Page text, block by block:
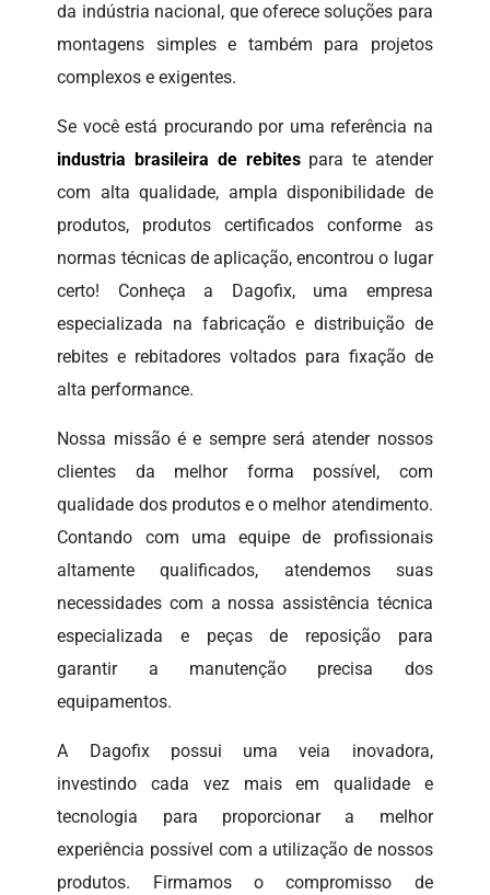
da indústria nacional, que oferece soluções para
montagens simples e também para projetos
complexos e exigentes.
Se você está procurando por uma referência na
industria brasileira de rebites para te atender
com alta qualidade, ampla disponibilidade de
produtos, produtos certificados conforme as
normas técnicas de aplicação, encontrou o lugar
certo! Conheça a Dagofix, uma empresa
especializada na fabricação e distribuição de
rebites e rebitadores voltados para fixação de
alta performance.
Nossa missão é e sempre será atender nossos
clientes da melhor forma possível, com
qualidade dos produtos e o melhor atendimento.
Contando com uma equipe de profissionais
altamente qualificados, atendemos suas
necessidades com a nossa assistência técnica
especializada e peças de reposição para
garantir a manutenção precisa dos
equipamentos.
A Dagofix possui uma veia inovadora,
investindo cada vez mais em qualidade e
tecnologia para proporcionar a melhor
experiência possível com a utilização de nossos
produtos. Firmamos o compromisso de